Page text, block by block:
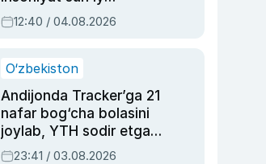
intellektni boshqara
olmay qolishidan xavotir
12:40 / 04.08.2026
O‘zbekiston
Andijonda Tracker’ga 21
nafar bog‘cha bolasini
joylab, YTH sodir etgan
ayolga sud hukmi o‘qildi
23:41 / 03.08.2026